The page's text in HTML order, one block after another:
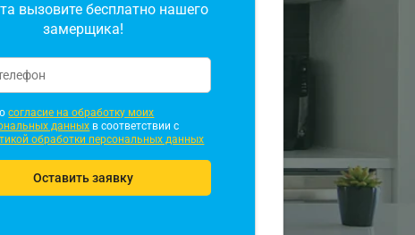
вызовите бесплатно нашего
замерщика!
согласие на обработку моих
данных в соответствии с
обработки персональных данных
Оставить заявку